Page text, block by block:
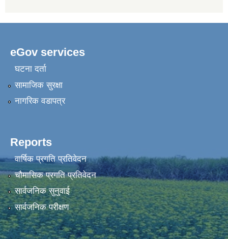
eGov services
घटना दर्ता
सामाजिक सुरक्षा
नागरिक वडापत्र
Reports
वार्षिक प्रगति प्रतिवेदन
चौमासिक प्रगति प्रतिवेदन
सार्वजनिक सुनुवाई
सार्वजनिक परीक्षण